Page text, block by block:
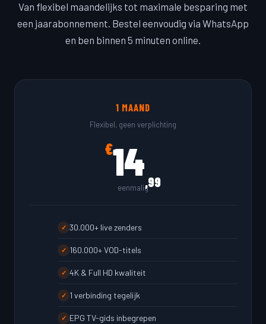
Van flexibel maandelijks tot maximale besparing met
een jaarabonnement. Bestel eenvoudig via WhatsApp
en ben binnen 5 minuten online.
1 MAAND
Flexibel, geen verplichting
€14,99
eenmalig
✓ 30.000+ live zenders
✓ 160.000+ VOD-titels
✓ 4K & Full HD kwaliteit
✓ 1 verbinding tegelijk
✓ EPG TV-gids inbegrepen